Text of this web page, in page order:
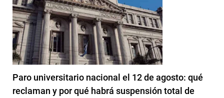
Paro universitario nacional el 12 de agosto: qué
reclaman y por qué habrá suspensión total de